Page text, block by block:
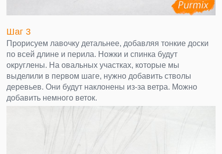
Шаг 3
Прорисуем лавочку детальнее, добавляя тонкие доски
по всей длине и перила. Ножки и спинка будут
округлены. На овальных участках, которые мы
выделили в первом шаге, нужно добавить стволы
деревьев. Они будут наклонены из-за ветра. Можно
добавить немного веток.